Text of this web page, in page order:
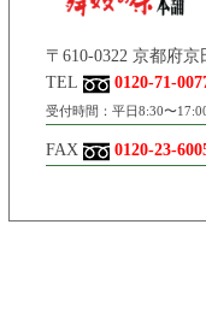
〒610-0322 京都府
TEL
0120-71-
受付時間：平日8:30〜
FAX 0120-23-